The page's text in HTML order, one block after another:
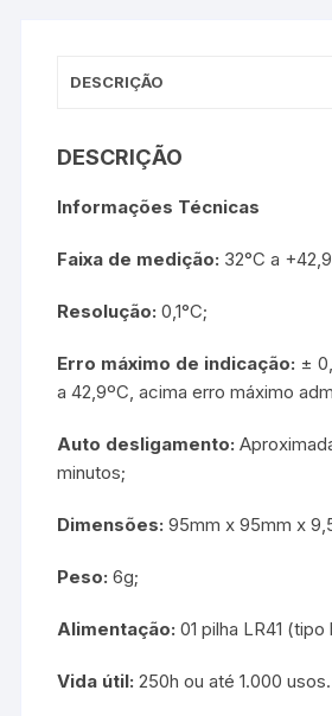
DESCRIÇÃO
DESCRIÇÃO
Informações Técnicas
Faixa de medição: 32°C a
Resolução: 0,1°C;
Erro máximo de indicação: ±
a 42,9ºC, acima erro máximo
Auto desligamento:
minutos;
Dimensões: 95mm x 95mm x
Peso: 6g;
Alimentação: 01 pilha LR41
Vida útil: 250h ou até 1.000 usos.